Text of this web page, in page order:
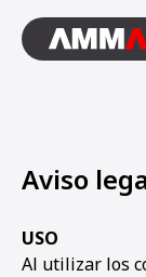
Aviso
USO
Al utilizar los